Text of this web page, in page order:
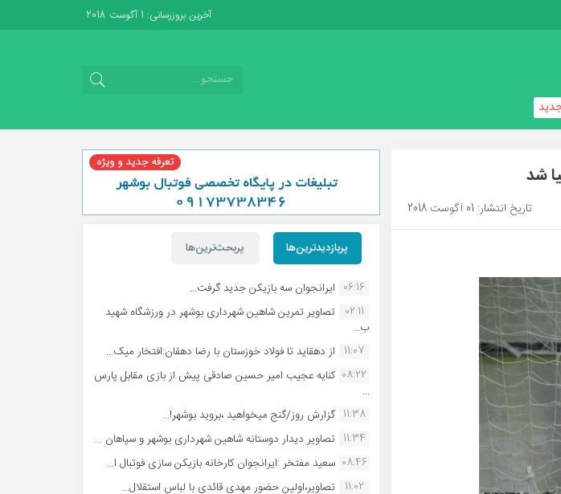
آخرین بروزرسانی: 1 آگوست 2018
شد
تاریخ انتشار: 01 آگوست 2018
پربازدیدترین‌ها پربحث‌ترین‌ها
06:16 ایرانجوان سه بازیکن جدید گرفت...
02:11
تصاویر تمرین شاهین شهردارى بوشهر در ورزشگاه شهید
ب...
11:07 از دهقاید تا فولاد خوزستان با رضا دهقان:افتخار میک...
08:22 کنایه عجیب امیر حسین صادقی پیش از بازی مقابل پارس
...
11:38 گزارش روز/گنج میخواهید ،بروید بوشهر!...
11:34 تصاویر دیدار دوستانه شاهین شهردارى بوشهر و سپاهان ...
08:46 سعید مفتخر :ایرانجوان کارخانه بازیکن سازی فوتبال ا...
11:02
تصاویر،اولین حضور مهدی قائدی با لباس استقلال...